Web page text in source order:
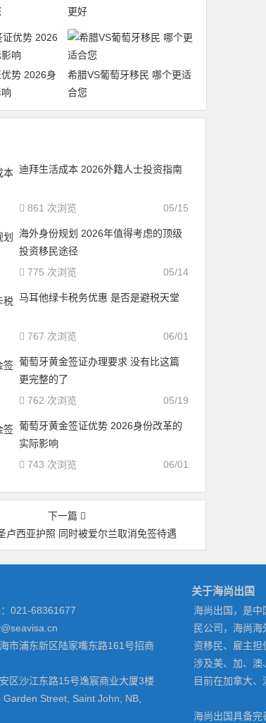
更好
势 2026身
希腊VS葡萄牙移民 哪个更适
合您
迪拜生活成本 2026外籍人士投资指南
05/15
861 次浏览
海外身份规划 2026年值得考虑的顶级
投资移民途径
05/14
775 次浏览
马耳他绿卡税务优惠 是否是避税天堂
06/01
767 次浏览
葡萄牙黄金签证办理要求 没有比这篇
更完整的了
05/19
762 次浏览
葡萄牙黄金签证优势 2026身份改革的
实际影响
06/01
743 次浏览
下一篇
卢西亚护照 同时被爱尔兰取消免签待遇
021-68361677
市浦东新区陆家嘴东路161号招商
区沙江东路15号逸宸商业大厦3楼
Street, Saint John, NB,
关于海尚出国
海尚出国，是
民公司，海尚
资移民、雇主担
涉及美、加、澳
目前在加拿大、
海尚出国具备